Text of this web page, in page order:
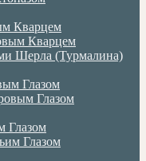
Кварцем
Кварцем
Шерла (Турмалина)
Глазом
Глазом
Глазом
Глазом